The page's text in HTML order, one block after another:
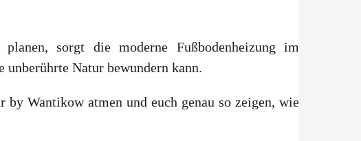
sorgt die moderne Fußbodenheizung im
unberührte Natur bewundern kann.
Wantikow atmen und euch genau so zeigen, wie